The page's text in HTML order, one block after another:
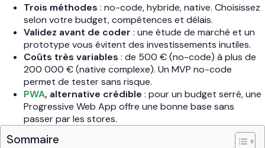
Trois méthodes : no-code, hybride, native. Choisissez
selon votre budget, compétences et délais.
Validez avant de coder : une étude de marché et un
prototype vous évitent des investissements inutiles.
Coûts très variables : de 500 € (no-code) à plus de
200 000 € (native complexe). Un MVP no-code
permet de tester sans risque.
PWA, alternative crédible : pour un budget serré, une
Progressive Web App offre une bonne base sans
passer par les stores.
Sommaire